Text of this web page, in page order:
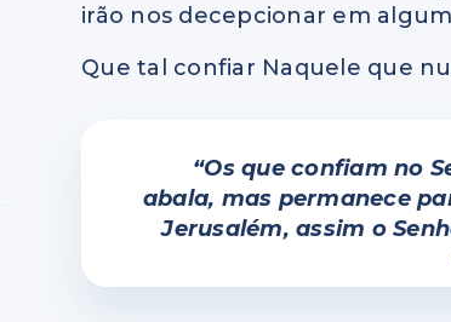
irão nos decepcionar em
Que tal confiar Naquele que
“Os que confiam no
abala, mas permanece
Jerusalém, assim o